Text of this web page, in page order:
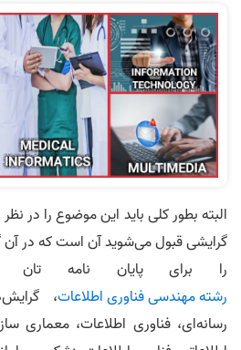
البته بطور کلی باید این موضوع را در
گرایشی قبول می‌شوید آن است که در آن
را برای پایان نامه تان
رشته مهندسی فناوری اطلاعات،
رسانه‌ای، فناوری اطلاعات، معماری